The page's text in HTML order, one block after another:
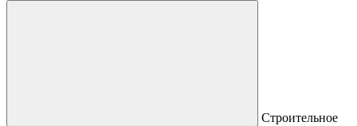
Строительное